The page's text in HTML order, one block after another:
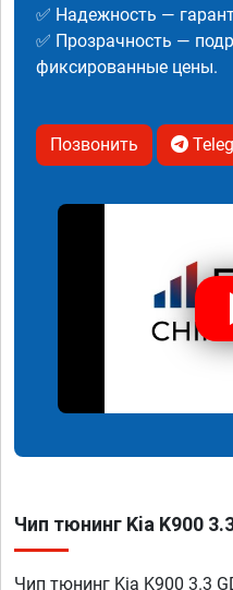
✅ Надежность —
✅ Прозрачность —
фиксированные цены.
Позвонить
Чип тюнинг Kia K900
Чип тюнинг Kia K900 3.3